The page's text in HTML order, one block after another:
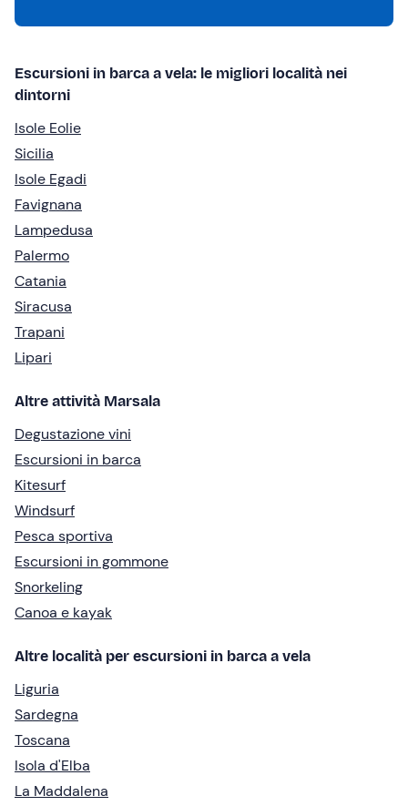
Escursioni in barca a vela: le migliori località nei
dintorni
Isole Eolie
Sicilia
Isole Egadi
Favignana
Lampedusa
Palermo
Catania
Siracusa
Trapani
Lipari
Altre attività Marsala
Degustazione vini
Escursioni in barca
Kitesurf
Windsurf
Pesca sportiva
Escursioni in gommone
Snorkeling
Canoa e kayak
Altre località per escursioni in barca a vela
Liguria
Sardegna
Toscana
Isola d'Elba
La Maddalena